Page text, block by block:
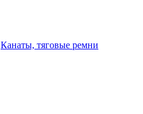
Канаты, тяговые ремни